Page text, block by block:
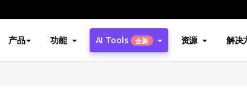
产品 功能 AI Tools 全新 资源 解决